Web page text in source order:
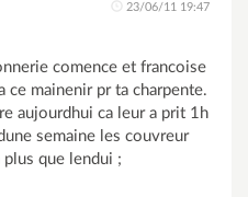
23/06/11 19:47
comence et francoise
ce mainenir pr ta charpente.
aujourdhui ca leur a prit 1h
semaine les couvreur
que lendui ;